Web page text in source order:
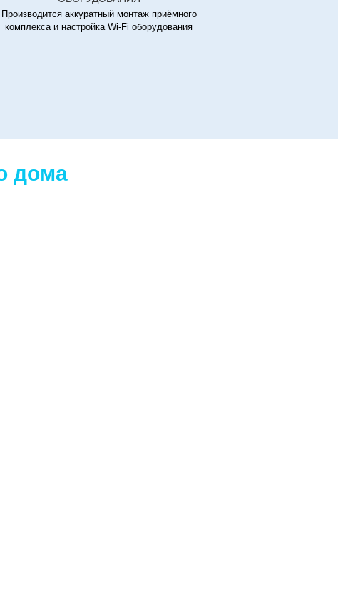
Производится аккуратный монтаж приёмного
комплекса и настройка Wi-Fi оборудования
дома